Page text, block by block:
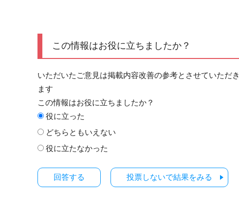
この情報はお役に立ちましたか？
いただいたご意見は掲載内容改善の参考とさせていただき
ます
この情報はお役に立ちましたか？
役に立った
どちらともいえない
役に立たなかった
投票しないで結果をみる